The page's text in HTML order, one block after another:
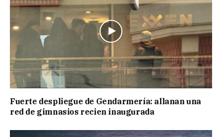
Fuerte despliegue de Gendarmería: allanan una
red de gimnasios recien inaugurada